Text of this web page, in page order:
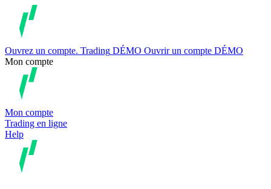
Ouvrez un compte. Trading DÉMO Ouvrir un compte DÉMO
Mon compte
Mon compte
Trading en ligne
Help